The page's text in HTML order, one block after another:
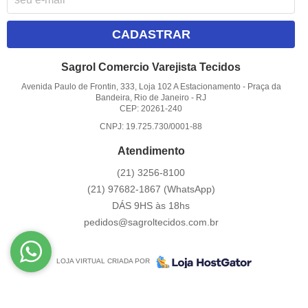
CADASTRAR
Sagrol Comercio Varejista Tecidos
Avenida Paulo de Frontin, 333, Loja 102 A Estacionamento - Praça da
Bandeira, Rio de Janeiro - RJ
CEP: 20261-240
CNPJ: 19.725.730/0001-88
Atendimento
(21) 3256-8100
(21) 97682-1867 (WhatsApp)
DÁS 9HS às 18hs
pedidos@sagroltecidos.com.br
LOJA VIRTUAL CRIADA POR